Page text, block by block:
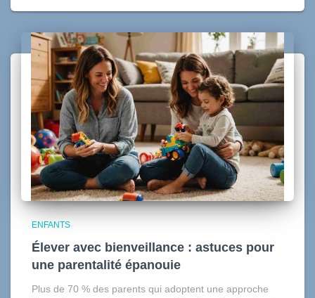
ENFANTS
Élever avec bienveillance : astuces pour
une parentalité épanouie
Plus de 70 % des parents qui adoptent une approche